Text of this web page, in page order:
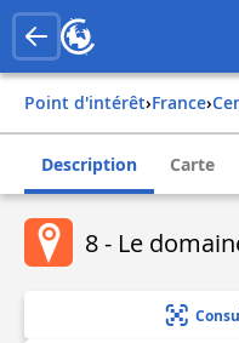
Point d'intérêt› france›
Description Carte
8 - Le